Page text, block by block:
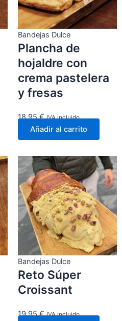
Bandejas Dulce
Plancha de
hojaldre con
crema pastelera
y fresas
18,95€ IVA incluido
Añadir al carrito
Bandejas Dulce
Reto Súper
Croissant
19,95€ IVA incluido